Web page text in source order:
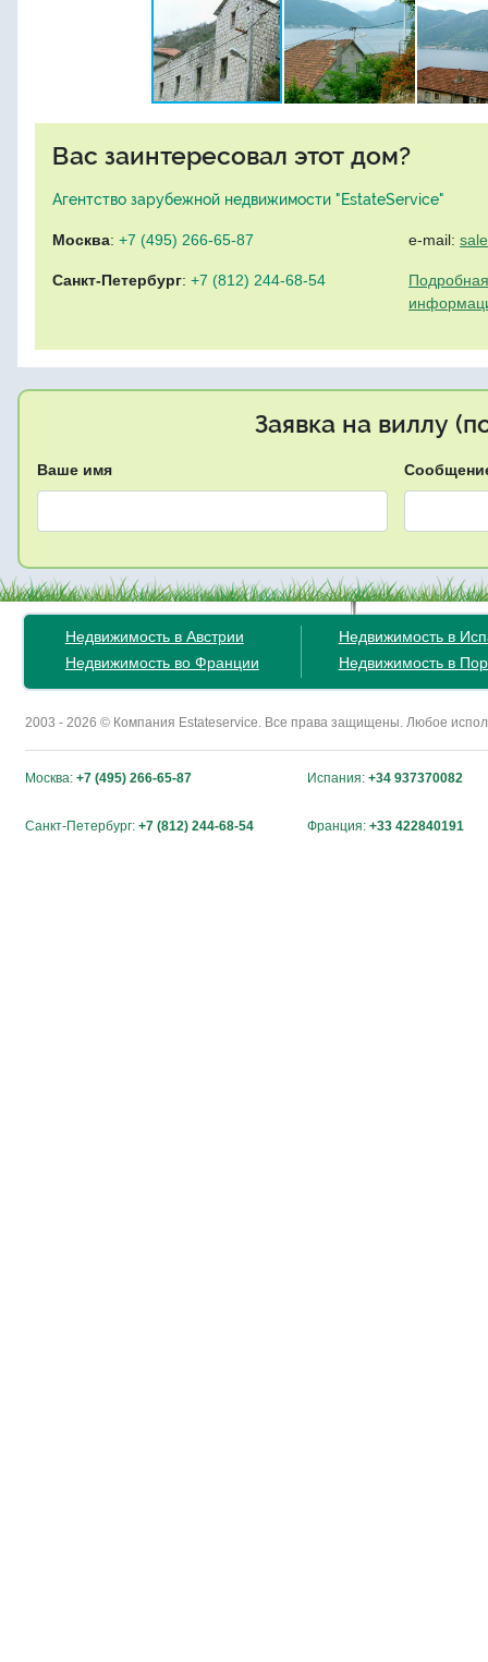
Вас заинтересовал этот дом?
Агентство зарубежной недвижимости "EstateService"
Москва: +7 (495) 266-65-87
Санкт-Петербург: +7 (812) 244-68-54
e-mail:
Заявка на виллу
Ваше имя
Недвижимость в Австрии
Недвижимость во Франции
Недвижимость в
Недвижимость в
2003 - 2026 © Компания Estateservice. Все права защищены. Любое
Москва: +7 (495) 266-65-87 Испания: +34 937370082
Санкт-Петербург: +7 (812) 244-68-54 Франция: +33 422840191